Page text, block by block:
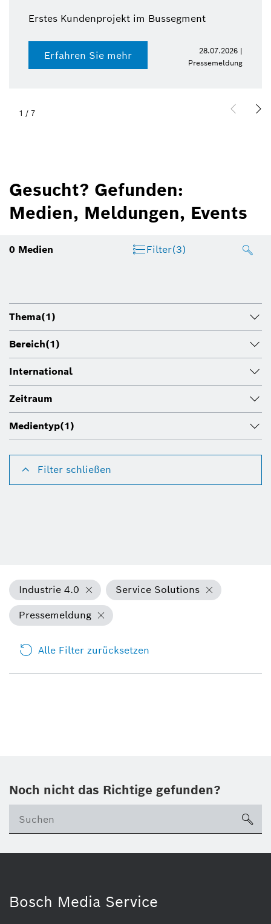
Erstes Kundenprojekt im Bussegment
Erfahren Sie mehr
28.07.2026 |
Pressemeldung
1 / 7
Gesucht? Gefunden:
Medien, Meldungen, Events
0 Medien Filter(3)
Thema(1)
Bereich(1)
International
Zeitraum
Medientyp(1)
Filter schließen
Industrie 4.0
Service Solutions
Pressemeldung
Alle Filter zurücksetzen
Noch nicht das Richtige gefunden?
Bosch Media Service